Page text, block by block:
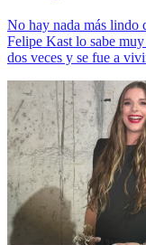
No hay nada más lindo
Felipe Kast lo sabe
dos veces y se fue a